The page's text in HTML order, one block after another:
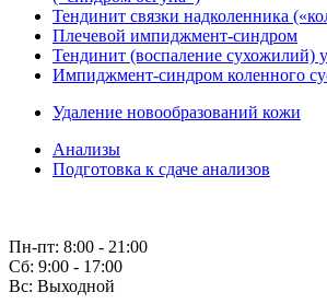
Тендинит связки надколенника
Плечевой импиджмент-синдром
Тендинит (воспаление сухожилий)
Импиджмент-синдром коленного
Удаление новообразований кожи
Анализы
Подготовка к сдаче анализов
Пн-пт: 8:00 - 21:00
Сб: 9:00 - 17:00
Вс: Выходной